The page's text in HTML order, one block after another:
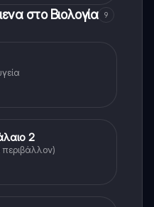
στο Βιολογία 9
2